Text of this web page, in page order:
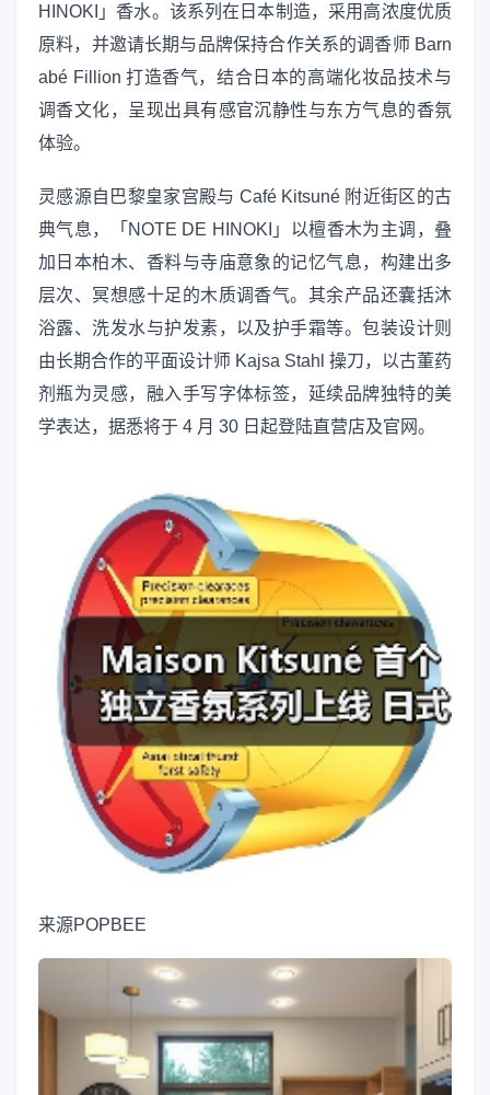
HINOKI」香水。该系列在日本制造，采用高浓度优质
原料，并邀请长期与品牌保持合作关系的调香师 Barn
abé Fillion 打造香气，结合日本的高端化妆品技术与
调香文化，呈现出具有感官沉静性与东方气息的香氛
体验。
灵感源自巴黎皇家宫殿与 Café Kitsuné 附近街区的古
典气息，「NOTE DE HINOKI」以檀香木为主调，叠
加日本柏木、香料与寺庙意象的记忆气息，构建出多
层次、冥想感十足的木质调香气。其余产品还囊括沐
浴露、洗发水与护发素，以及护手霜等。包装设计则
由长期合作的平面设计师 Kajsa Stahl 操刀，以古董药
剂瓶为灵感，融入手写字体标签，延续品牌独特的美
学表达，据悉将于 4 月 30 日起登陆直营店及官网。
来源POPBEE